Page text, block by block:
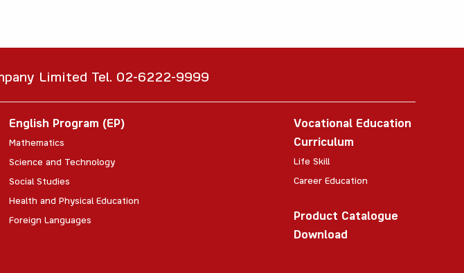
Limited Tel. 02-6222-9999
English Program (EP)
Mathematics
Science and Technology
Social Studies
Health and Physical Education
Foreign Languages
Vocational Education
Curriculum
Life Skill
Career Education
Product Catalogue
Download